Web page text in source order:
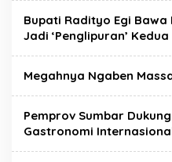
Bupati Radityo Egi
Jadi ‘Penglipuran’
Megahnya Ngaben
Pemprov Sumbar
Gastronomi